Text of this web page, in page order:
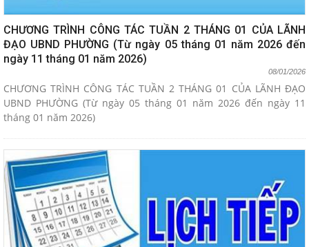
CHƯƠNG TRÌNH CÔNG TÁC TUẦN 2 THÁNG 01 CỦA LÃNH
ĐẠO UBND PHƯỜNG (Từ ngày 05 tháng 01 năm 2026 đến
ngày 11 tháng 01 năm 2026)
08/01/2026
CHƯƠNG TRÌNH CÔNG TÁC TUẦN 2 THÁNG 01 CỦA LÃNH ĐẠO
UBND PHƯỜNG (Từ ngày 05 tháng 01 năm 2026 đến ngày 11
tháng 01 năm 2026)